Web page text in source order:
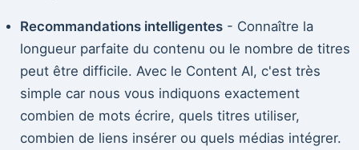
Recommandations intelligentes- Connaître la
longueur parfaite du contenu ou le nombre de titres
peut être difficile. Avec le Content AI, c'est très
simple car nous vous indiquons exactement
combien de mots écrire, quels titres utiliser,
combien de liens insérer ou quels médias intégrer.